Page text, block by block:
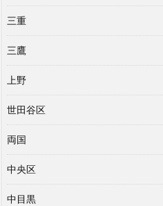
三重
三鷹
上野
世田谷区
両国
中央区
中目黒